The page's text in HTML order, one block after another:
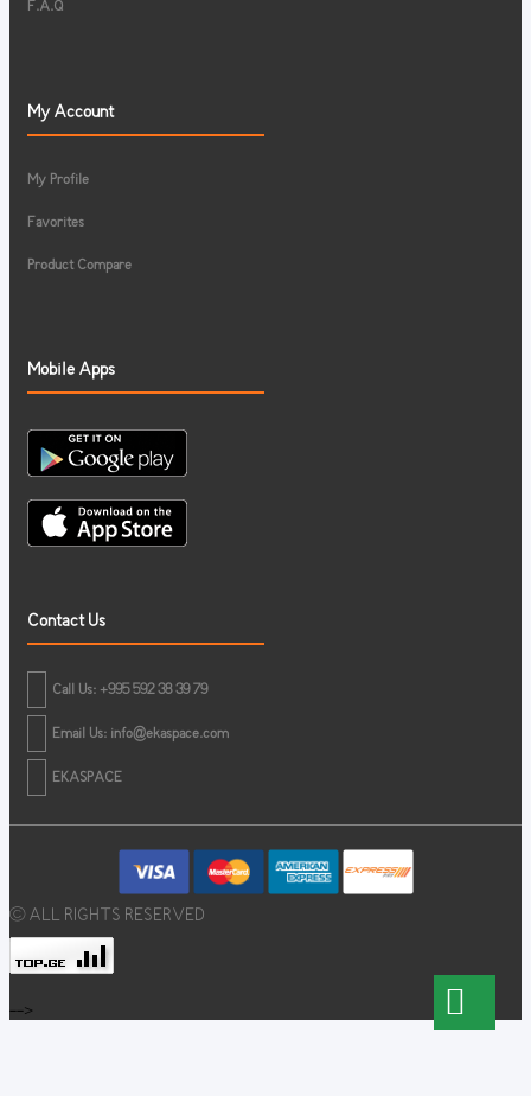
F.A.Q
My Account
My Profile
Favorites
Product Compare
Mobile Apps
Contact Us
Call Us: +995 592 38 39 79
Email Us: info@ekaspace.com
EKASPACE
© ALL RIGHTS RESERVED
-->